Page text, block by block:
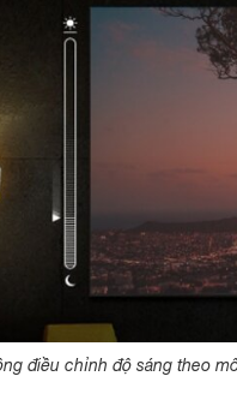
điều chỉnh độ sáng theo